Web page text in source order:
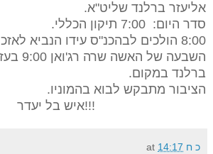
אליעזר ברלנד שליט"א.
סדר היום: 7:00 תיקון הכללי.
8:00 הולכים לבהכנ"ס עידו הנביא
השבעה
ברלנד במקום.‏‎
הציבור מתבקש לבוא בהמוניו.
איש בל יעדר!!!
כ ח at 14:17